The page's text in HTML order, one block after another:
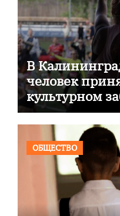
В
человек
культурном
ОБЩЕСТВО